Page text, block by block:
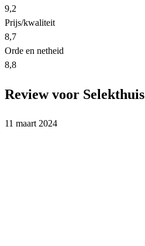
9,2
Prijs/kwaliteit
8,7
Orde en netheid
8,8
Review voor Selekthuis
11 maart 2024